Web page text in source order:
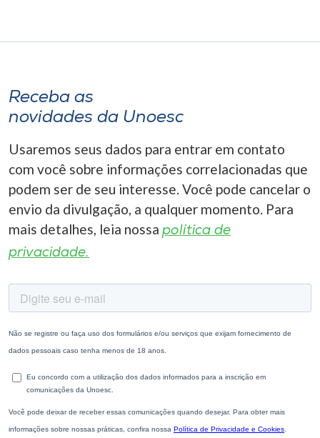
Receba as
novidades da Unoesc
Usaremos seus dados para entrar em contato
com você sobre informações correlacionadas que
podem ser de seu interesse. Você pode cancelar o
envio da divulgação, a qualquer momento. Para
mais detalhes, leia nossa política de
privacidade.